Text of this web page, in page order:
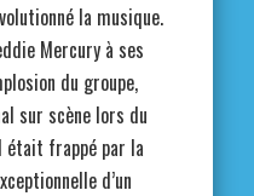
la musique.
Mercury à ses
du groupe,
sur scène lors du
était frappé par la
d’un